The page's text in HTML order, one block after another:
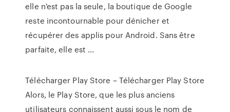
elle n'est pas la seule, la boutique de Google
reste incontournable pour dénicher et
récupérer des applis pour Android. Sans être
parfaite, elle est ...
Télécharger Play Store – Télécharger Play Store
Alors, le Play Store, que les plus anciens
utilisateurs connaissent aussi sous le nom de